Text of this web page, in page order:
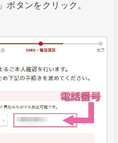
ボタンをクリック。